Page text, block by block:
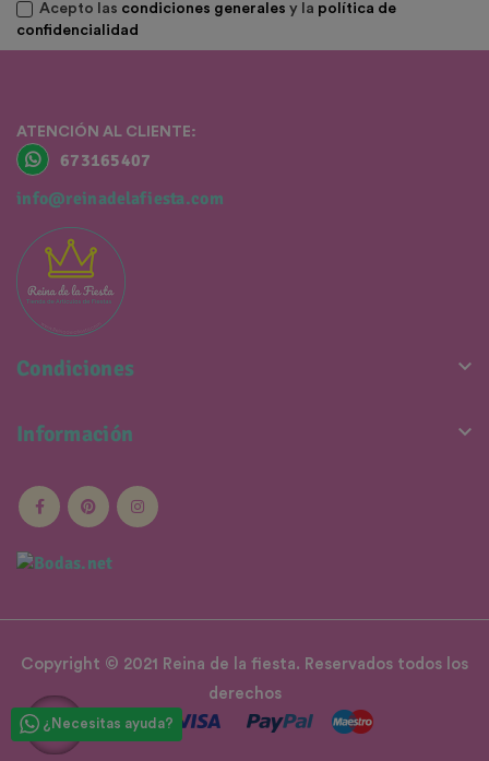
¿Necesitas ayuda?
Acepto las condiciones generales y la política de
confidencialidad
ATENCIÓN AL CLIENTE:
673165407
info@reinadelafiesta.com
Condiciones 
Información 
Copyright © 2021 Reina de la fiesta. Reservados todos los
derechos